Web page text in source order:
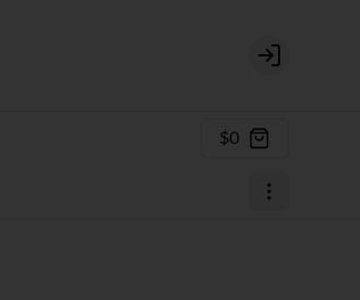
Login
$0